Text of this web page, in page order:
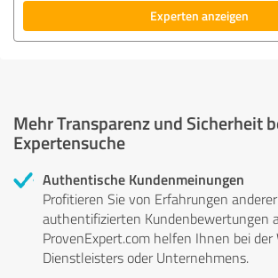
Experten anzeigen
Mehr Transparenz und Sicherheit
Expertensuche
Authentische Kundenmeinungen
Profitieren Sie von Erfahrungen
authentifizierten Kundenbewertungen
ProvenExpert.com helfen Ihnen bei der
Dienstleisters oder Unternehmens.